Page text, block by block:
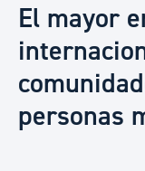
El mayor
personas